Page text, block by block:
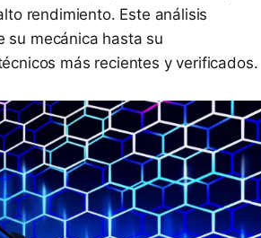
rendimiento. Este análisis
su mecánica hasta su
más recientes y verificados.